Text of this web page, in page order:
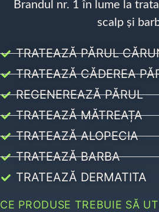
Brandul nr. 1 în lume la
scalp și
TRATEAZĂ PĂRUL
TRATEAZĂ CĂDEREA
REGENEREAZĂ PĂRUL
TRATEAZĂ MĂTREAȚA
TRATEAZĂ ALOPECIA
TRATEAZĂ BARBA
TRATEAZĂ DERMATITA
CE PRODUSE TREBUIE SĂ